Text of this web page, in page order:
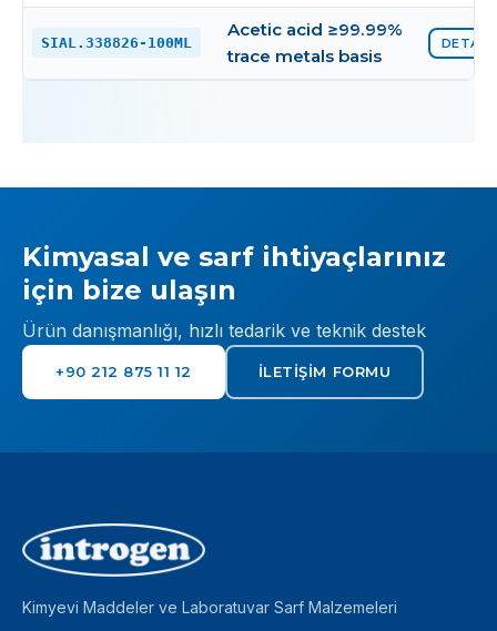
SIAL.338826-100ML
Acetic acid ≥99.99%
trace metals basis
DETAYI
Kimyasal ve sarf ihtiyaçlarınız
için bize ulaşın
Ürün danışmanlığı, hızlı tedarik ve teknik destek
+90 212 875 11 12 İLETIŞIM FORMU
Kimyevi Maddeler ve Laboratuvar Sarf Malzemeleri